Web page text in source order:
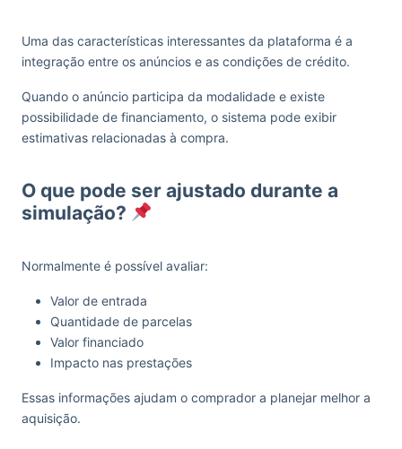
Uma das características interessantes da plataforma é a
integração entre os anúncios e as condições de crédito.
Quando o anúncio participa da modalidade e existe
possibilidade de financiamento, o sistema pode exibir
estimativas relacionadas à compra.
O que pode ser ajustado durante a
simulação?
Normalmente é possível avaliar:
Valor de entrada
Quantidade de parcelas
Valor financiado
Impacto nas prestações
Essas informações ajudam o comprador a planejar melhor a
aquisição.